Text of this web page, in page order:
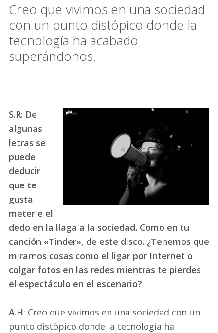
Creo que vivimos en una sociedad
con un punto distópico donde la
tecnología ha acabado
superándonos.
S.R: De
algunas
letras se
puede
deducir
que te
gusta
meterle el
dedo en la llaga a la sociedad. Como en tu
canción «Tinder», de este disco. ¿Tenemos que
mirarnos cosas como el ligar por Internet o
colgar fotos en las redes mientras te pierdes
el espectáculo en el escenario?
A.H: Creo que vivimos en una sociedad con un
punto distópico donde la tecnología ha